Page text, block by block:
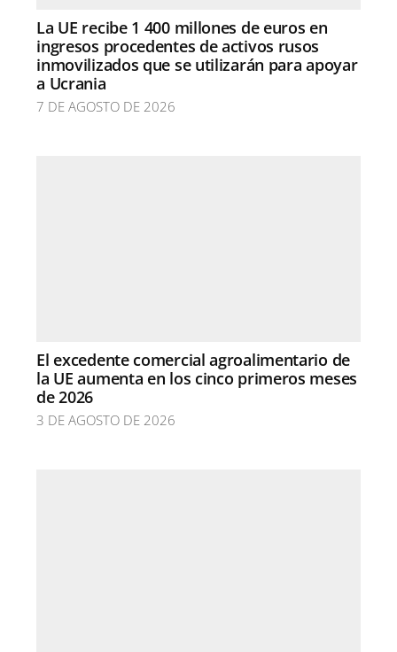
La UE recibe 1 400 millones de euros en
ingresos procedentes de activos rusos
inmovilizados que se utilizarán para apoyar
a Ucrania
7 DE AGOSTO DE 2026
El excedente comercial agroalimentario de
la UE aumenta en los cinco primeros meses
de 2026
3 DE AGOSTO DE 2026